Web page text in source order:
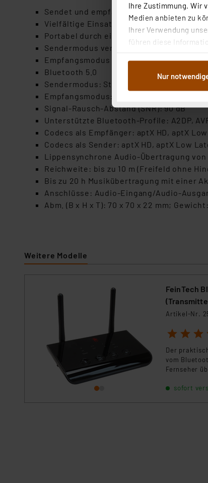
Ihre Zustimmung. Wir
Medien anbieten zu
Ihrer Verwendung
führen diese
Weiterverarbeitung
Abs.1a DSG-VO) zu.
ganz oder teilweise
anpassen oder
Auswertung und
dazu führen, dass die
„Einige Drittanbieter
dieser Drittanbieter
Nähere Infos zu
Für die USA besteht
Nur
Sendet und empfängt Musikdateien via
Vielfältige Einsatzmöglichkeiten dank
Portabel durch eingebauten Akku (350
Sendermodus verbindet z. B. TV mit
Empfangsmodus verbindet z. B.
Bluetooth 5.0
Sendermodus: Stereo 24-bit ADC; bis zu
Empfangsmodus: Stereo 24-bit DAC; bis
Signal-Rausch-Abstand (SNR): 90 dB
Unterstützte Bluetooth-Profile: A2DP,
Codecs als Empfänger: aptX HD, aptX
Codecs als Sender: aptX HD, aptX Low
Lippensynchrone Audio-Übertragung von
Reichweite: bis zu 10 m (Freifeld ohne
Bis zu 20 h Musikübertragung mit einer
Anschlüsse: Audio-Eingang/Audio-
Abm. (B x H x T): 70 x 70 x 22 mm;
Weitere Modelle
FeinTech
Artikel-Nr.
1 2 3
Der
vom
Fernseher
Transceiver
sofort